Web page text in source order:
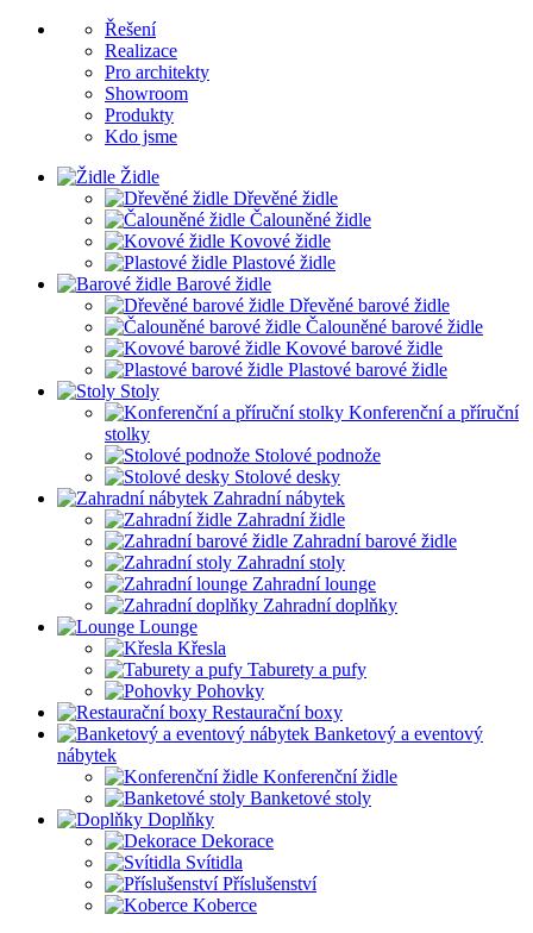
Řešení
Realizace
Pro architekty
Showroom
Produkty
Kdo jsme
Židle
Dřevěné židle
Čalouněné židle
Kovové židle
Plastové židle
Barové židle
Dřevěné barové židle
Čalouněné barové židle
Kovové barové židle
Plastové barové židle
Stoly
Konferenční a příruční
stolky
Stolové podnože
Stolové desky
Zahradní nábytek
Zahradní židle
Zahradní barové židle
Zahradní stoly
Zahradní lounge
Zahradní doplňky
Lounge
Křesla
Taburety a pufy
Pohovky
Restaurační boxy
Banketový a eventový
nábytek
Konferenční židle
Banketové stoly
Doplňky
Dekorace
Svítidla
Příslušenství
Koberce